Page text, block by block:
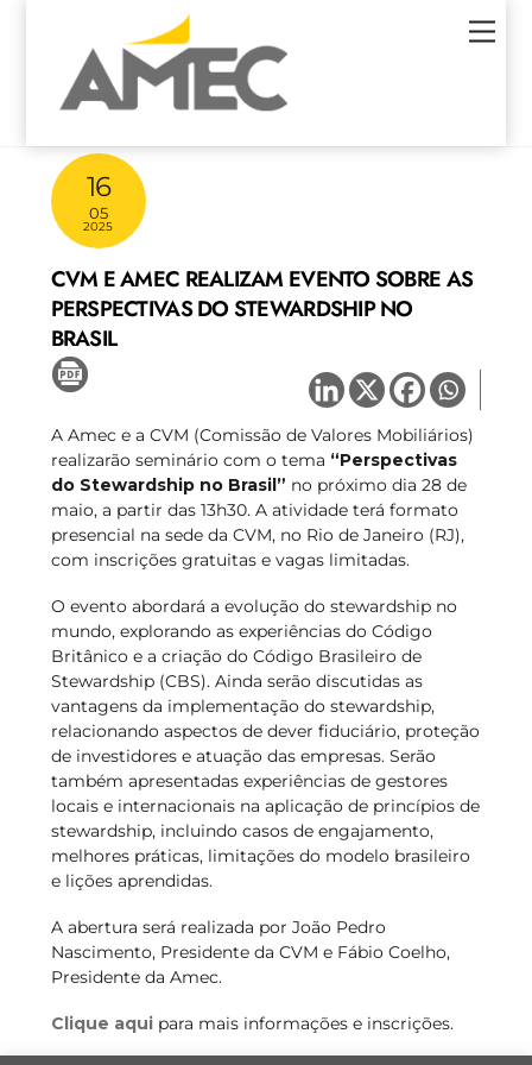
16
05
2025
CVM E AMEC REALIZAM EVENTO SOBRE AS
PERSPECTIVAS DO STEWARDSHIP NO
BRASIL
A Amec e a CVM (Comissão de Valores Mobiliários)
realizarão seminário com o tema “Perspectivas
do Stewardship no Brasil” no próximo dia 28 de
maio, a partir das 13h30. A atividade terá formato
presencial na sede da CVM, no Rio de Janeiro (RJ),
com inscrições gratuitas e vagas limitadas.
O evento abordará a evolução do stewardship no
mundo, explorando as experiências do Código
Britânico e a criação do Código Brasileiro de
Stewardship (CBS). Ainda serão discutidas as
vantagens da implementação do stewardship,
relacionando aspectos de dever fiduciário, proteção
de investidores e atuação das empresas. Serão
também apresentadas experiências de gestores
locais e internacionais na aplicação de princípios de
stewardship, incluindo casos de engajamento,
melhores práticas, limitações do modelo brasileiro
e lições aprendidas.
A abertura será realizada por João Pedro
Nascimento, Presidente da CVM e Fábio Coelho,
Presidente da Amec.
Clique aquipara mais informações e inscrições.